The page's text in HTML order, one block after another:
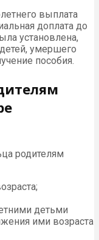
выплата
доплата до
установлена,
умершего
пособия.
родителям
детьми
ими возраста